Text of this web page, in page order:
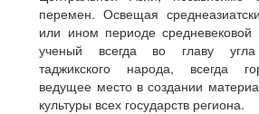
перемен. Освещая
или ином периоде средневековой
ученый всегда во главу
таджикского народа, всегда
ведущее место в создании
культуры всех государств региона.